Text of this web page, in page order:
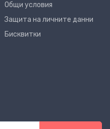
Общи условия
Защита на личните данни
Бисквитки